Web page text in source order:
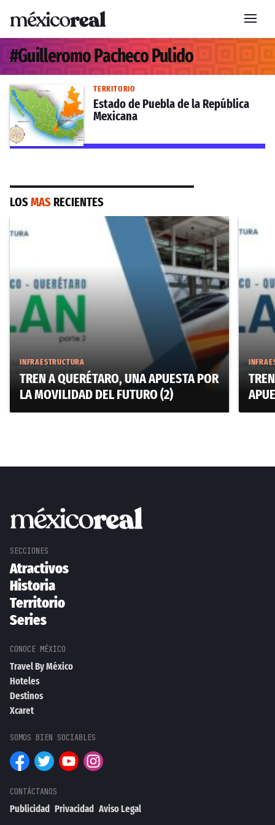
#Guilleromo Pacheco Pulido
TERRITORIO
Estado de Puebla de la República
Mexicana
LOSMAS RECIENTES
INFRAESTRUCTURA
TREN A QUERÉTARO, UNA APUESTA POR
LA MOVILIDAD DEL FUTURO (2)
Atractivos
Historia
Territorio
Series
Travel By México
Hoteles
Destinos
Xcaret
Publicidad Privacidad Aviso Legal